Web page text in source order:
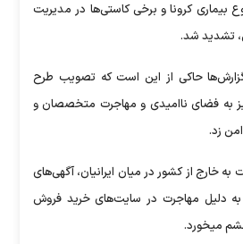
کرونا و برخی کاستی‌ها در مدیریت
تشدید شد.
حاکی از این است که تصویب طرح
به فضای ناامیدی و مهاجرت متخصصان و
زد.
به خارج از کشور در میان ایرانیان، آگهی‌های
دلیل مهاجرت در سایت‌های خرید فروش
میخورد.